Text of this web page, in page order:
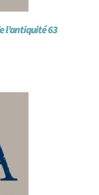
l’antiquité 63